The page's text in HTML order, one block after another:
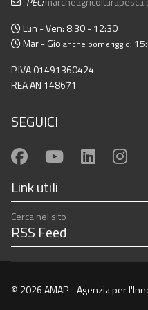
Lun - Ven: 8:30 - 12:30
Mar - Gio anche pomeriggio:
P.IVA 01491360424
REA AN 148671
SEGUICI
Link utili
Cerca nel sito
RSS Feed
© 2026 AMAP - Agenzia per